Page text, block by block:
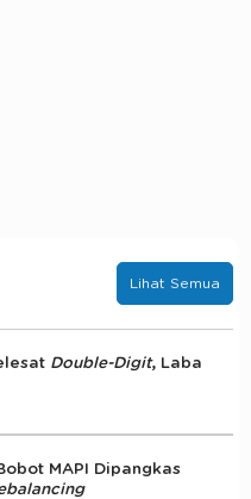
Lihat Semua
Double-Digit, Laba
MAPI Dipangkas